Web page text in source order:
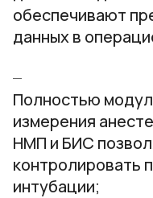
обеспечивают
данных в
Полностью
измерения
НМП и БИС
контролировать
интубации;